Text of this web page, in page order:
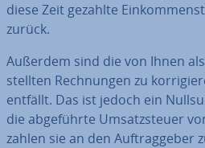
diese Zeit gezahlte
zurück.
Außerdem sind die von Ihnen
stell­ten Rech­nun­gen zu
entfällt. Das ist jedoch ein
die ab­ge­führ­te Um­satz­steu­er
zahlen sie an den Auf­trag­ge­ber